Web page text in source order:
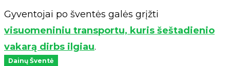
Gyventojai po šventės galės grįžti
visuomeniniu transportu, kuris šeštadienio
vakarą dirbs ilgiau.
Dainų Šventė